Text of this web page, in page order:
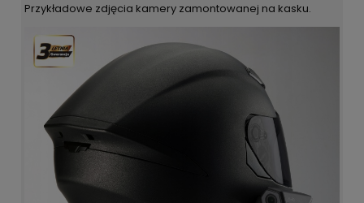
Przykładowe zdjęcia kamery zamontowanej na kasku.